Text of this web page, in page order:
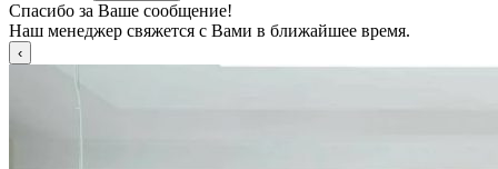
Спасибо за Ваше сообщение!
Наш менеджер свяжется с Вами в ближайшее время.